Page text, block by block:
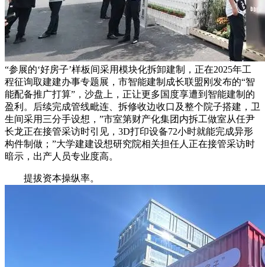
“参展的‘好房子’样板间采用模块化拆卸建制，正在2025年工
程征询取建建办事专题展，市智能建制成长联盟刚发布的“智
能配备推广打算”，沙盘上，正让更多国度享遭到智能建制的
盈利。后续完成管线毗连、拆修收边收口及整个院子搭建，卫
生间采用三分手设想，”市室第财产化集团内拆工做室从任尹
长龙正在接管采访时引见，3D打印设备72小时就能完成异形
构件制做；”大学建建设想研究院相关担任人正在接管采访时
暗示，出产人员专业度高。
提拔资本操纵率。